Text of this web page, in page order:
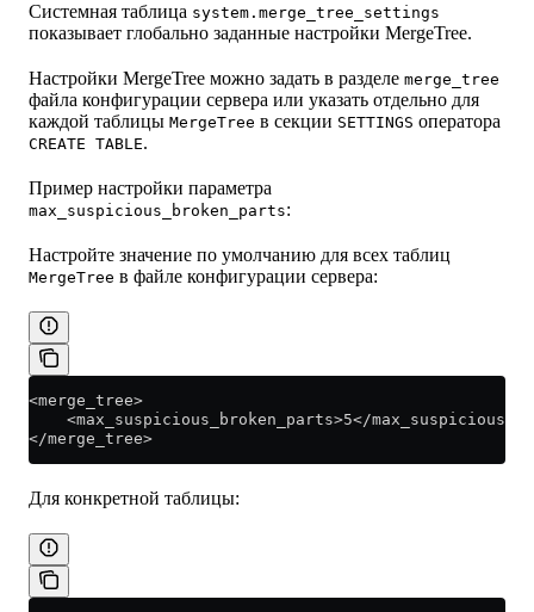
Системная таблица system.merge_tree_settings
показывает глобально заданные настройки MergeTree.
Настройки MergeTree можно задать в разделе merge_tree
файла конфигурации сервера или указать отдельно для
каждой таблицы MergeTree в секции SETTINGS оператора
CREATE TABLE.
Пример настройки параметра
max_suspicious_broken_parts:
Настройте значение по умолчанию для всех таблиц
MergeTree в файле конфигурации сервера:
<merge_tree>
<max_suspicious_broken_parts>5</
</merge_tree>
Для конкретной таблицы: